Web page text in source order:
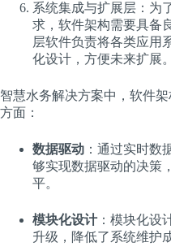
系统集成与扩展层：为
求，软件架构需要具备
层软件负责将各类应用
化设计，方便未来扩展。
智慧水务解决方案中，软件
方面：
数据驱动 ：通过实时数
够实现数据驱动的决策
平。
模块化设计：模块化设
升级，降低了系统维护